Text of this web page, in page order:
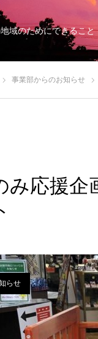
域のためにできること
事業部からのお知らせ
み応援
らせ